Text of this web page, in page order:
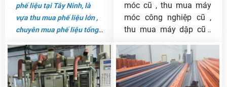
phế liệu tại Tây Ninh, là
vựa thu mua phế liệu lớn ,
chuyên mua phế liệu tổng
thép; kẽm; thu mua phế
liệu inox , sắt công
trình,hàng điện tử… Chúng
móc cũ , thu mua máy
móc công nghiệp cũ ,
thu mua máy dập cũ ,
cũ , thu mua máy chắn
sắt cũ , thu mua máy
tiện cũ , thu mua máy